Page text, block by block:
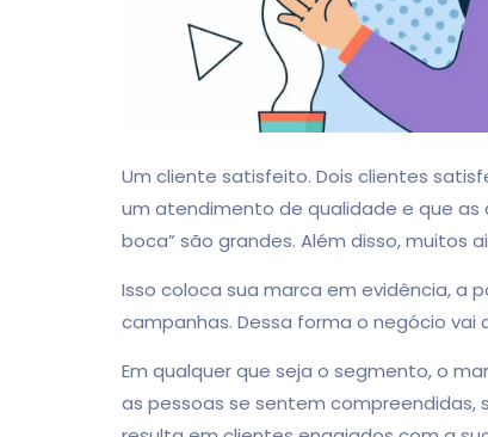
Um cliente satisfeito. Dois clientes
um atendimento de qualidade e que
boca” são grandes. Além disso, muitos
Isso coloca sua marca em evidência, a
campanhas. Dessa forma o negócio
Em qualquer que seja o segmento, o
as pessoas se sentem compreendidas,